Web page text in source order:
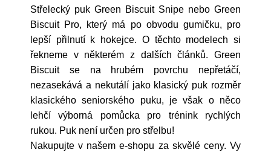
Střelecký puk Green Biscuit Snipe nebo Green
Biscuit Pro, který má po obvodu gumičku, pro
lepší přilnutí k hokejce. O těchto modelech si
řekneme v některém z dalších článků. Green
Biscuit se na hrubém povrchu nepřetáčí,
nezasekává a nekutálí jako klasický puk rozměr
klasického seniorského puku, je však o něco
lehčí výborná pomůcka pro trénink rychlých
rukou. Puk není určen pro střelbu!
Nakupujte v našem e-shopu za skvělé ceny. Vy